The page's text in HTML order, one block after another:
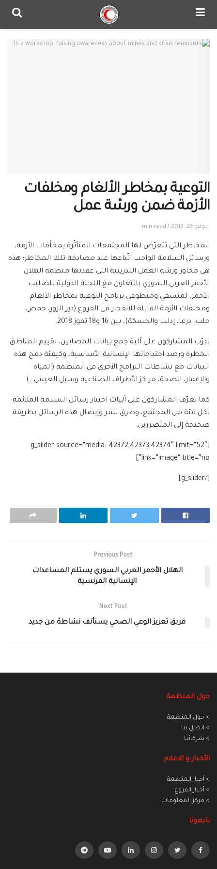
التوعية بمخاطر الألغام ومخلفات
الأزمة ضمن ورشة عمل
يوليو 23, 2018 1 min read
المخاطر التي تتعرّض لها المجتمعات المتأثّرة بمخلّفات الأزمة،
ورسائل السلامة الواجب اتّباعها عند مصادفة تلك المخاطر؛ هذه
هي محاور ورشة العمل التدريبية التي عقدتها منظمة الهلال
الأحمر العربي السوري بالتعاون مع اللجنة الدولية للصليب
الأحمر، لمنسقي ومتطوعي برنامج التوعية بمخاطر الألغام
ومخلفات الأزمة القابلة للانفجار في الفروع (دير الزور، حمص،
حلب، درعا، إدلب والحسكة)، بين 16 و18 تموز 2018.
تدرّب المشاركون على آلية جمع بيانات المصابين، تقييم المناطق
الخطرة ورصد احتياجاتها الإنسانية الأساسية، وكيفيّة دمج هذه
البيانات مع نشاطات البرامج الأخرى في المنظمة (المياه
والإعمار، الصحة، مراكز الأطراف الصناعية وسبل العيش…)
كما تعرّف المشاركون على آليات اختيار رسائل السلامة الملائمة
لكل فئة من المجتمع، وطرق نشر وإيصال هذه الرسائل بطريقة
صحيحة إلى المتضررين.
[g_slider source=”media: 42372,42373,42374″ limit=”52″
link=”image” title=”no”]
[/g_slider]
Previous Post
الهلال الأحمر العربي السوري يستلم المساعدات
الإنسانية الفرنسية
Next Post
فريق تعزيز الوعي الصحي يستأنف نشاطهُ من جديد
حول المنظمة
> حول المنظمة
> اتصل بنا
> شركائنا
الأخبار و الاعلام
> أخبار المنطمة
> أخبار الفروع
> مركز المعلومات
تابعونا